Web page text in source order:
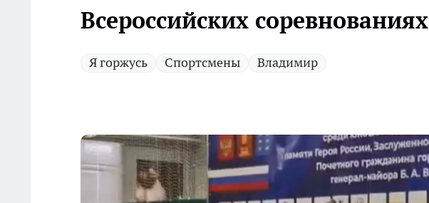
Всероссийских соревнованиях
Я горжусь Спортсмены Владимир